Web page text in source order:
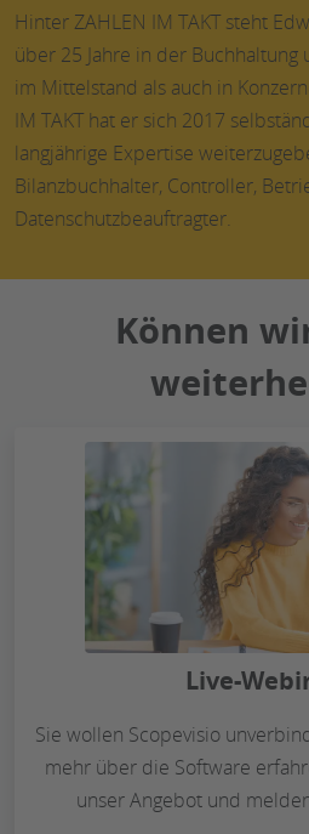
Hinter ZAHLEN IM TAKT steht
über 25 Jahre in der
im Mittelstand als auch in
IM TAKT hat er sich 2017
langjährige Expertise
Bilanzbuchhalter, Controller,
Datenschutzbeauftragter.
Können
Live-
Sie wollen Scopevisio
mehr über die Software
unser Angebot und